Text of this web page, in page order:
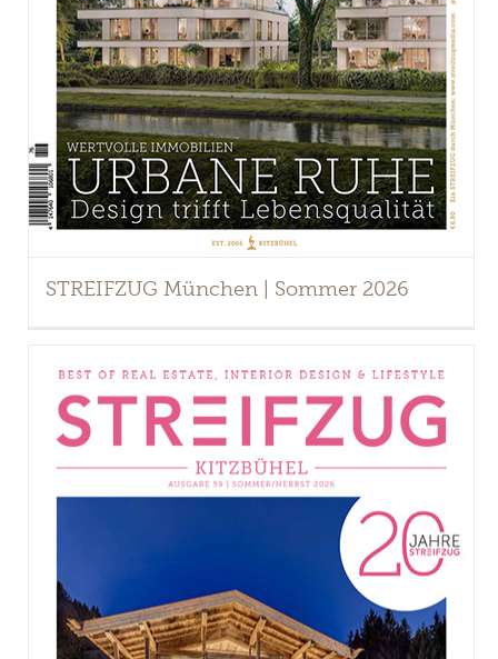
STREIFZUG München | Sommer 2026